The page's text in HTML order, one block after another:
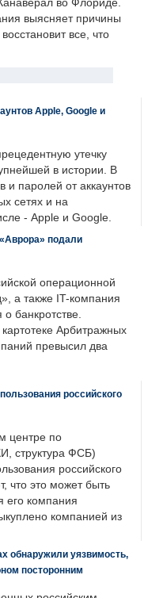
во Флориде.
выясняет причины
все, что
Apple, Google и
утечку
в истории. В
и паролей от аккаунтов
сетях и на
- Apple и Google.
подали
операционной
а также IT-компания
банкротстве.
Арбитражных
превысил два
российского
центре по
структура ФСБ)
российского
что это может быть
его компания
компанией из
обнаружили уязвимость,
посторонним